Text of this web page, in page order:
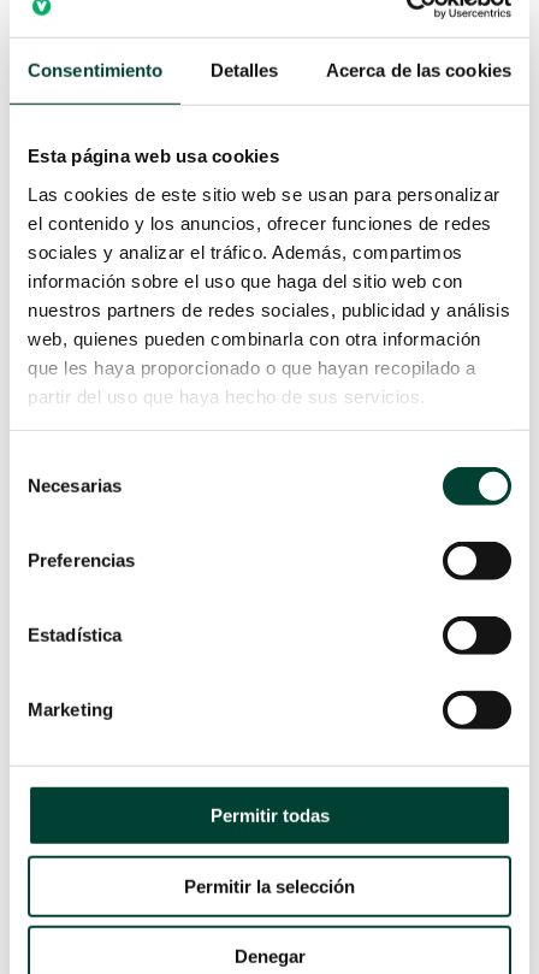
Consentimiento Detalles Acerca de las cookies
Esta página web usa cookies
Las cookies de este sitio web se usan para personalizar
el contenido y los anuncios, ofrecer funciones de redes
sociales y analizar el tráfico. Además, compartimos
información sobre el uso que haga del sitio web con
nuestros partners de redes sociales, publicidad y análisis
web, quienes pueden combinarla con otra información
que les haya proporcionado o que hayan recopilado a
partir del uso que haya hecho de sus servicios.
Necesarias
Preferencias
Estadística
Marketing
Permitir todas
Permitir la selección
Denegar
FEMORAL
arterial se puede realizar mediante
Para saber cuál seleccionar en cada
conocer la anatomía específica de
inconvenientes de cada uno de ellos.